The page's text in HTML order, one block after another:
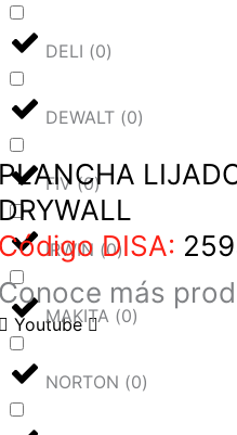
DELI (0)
DEWALT (0)
FIV(0)
IRWIN (0)
MAKITA (0)
NORTON (0)
PLANCHA
DRYWALL
Código DISA:
Conoce más
Youtube